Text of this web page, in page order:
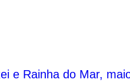
e Rainha do Mar,